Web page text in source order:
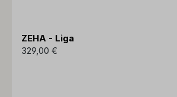
ZEHA - Liga
329,00 €